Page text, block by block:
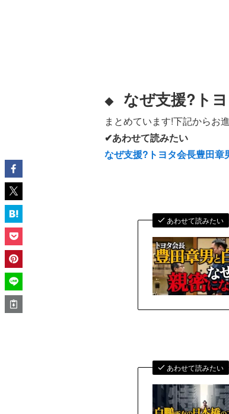
◆ なぜ支援?ト
まとめています!下記からお
✔あわせて読みたい
なぜ支援?トヨタ会長豊田
あわせて読みたい
あわせて読みたい